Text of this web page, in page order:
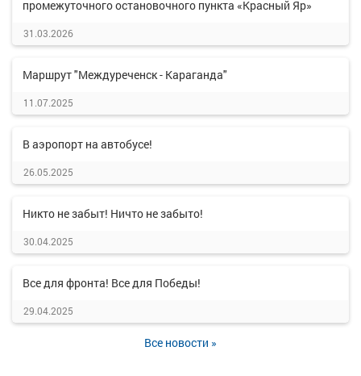
промежуточного остановочного пункта «Красный Яр»
31.03.2026
Маршрут "Междуреченск - Караганда"
11.07.2025
В аэропорт на автобусе!
26.05.2025
Никто не забыт! Ничто не забыто!
30.04.2025
Все для фронта! Все для Победы!
29.04.2025
Все новости »